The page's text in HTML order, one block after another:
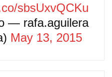
sbsUxvQCKu
— rafa.aguilera
May 13, 2015